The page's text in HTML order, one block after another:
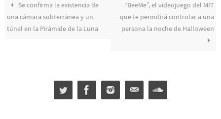
Se confirma la existencia de
una cámara subterránea y un
túnel en la Pirámide de la Luna
“BeeMe”, el videojuego del MIT
que te permitirá controlar a una
persona la noche de Halloween